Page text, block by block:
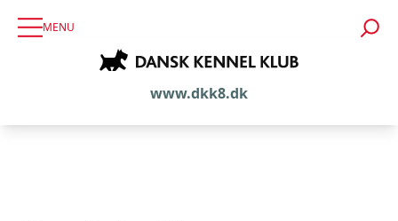
MENU
www.dkk8.dk